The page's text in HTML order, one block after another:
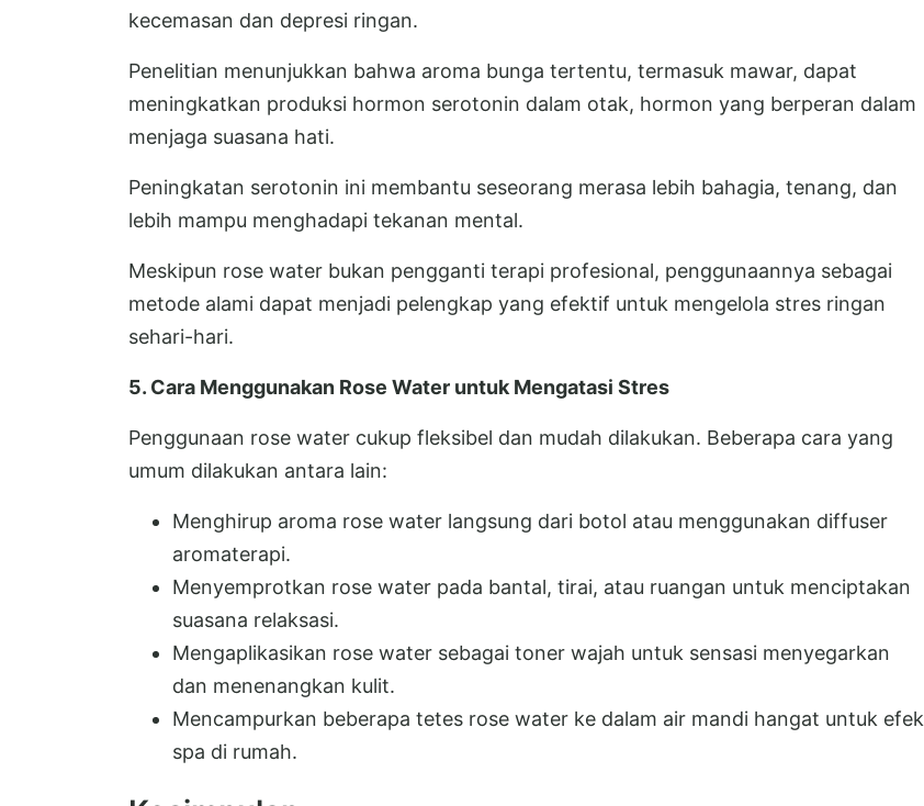
kecemasan dan depresi ringan.
Penelitian menunjukkan bahwa aroma bunga tertentu, termasuk mawar, dapat
meningkatkan produksi hormon serotonin dalam otak, hormon yang berperan dalam
menjaga suasana hati.
Peningkatan serotonin ini membantu seseorang merasa lebih bahagia, tenang, dan
lebih mampu menghadapi tekanan mental.
Meskipun rose water bukan pengganti terapi profesional, penggunaannya sebagai
metode alami dapat menjadi pelengkap yang efektif untuk mengelola stres ringan
sehari-hari.
5. Cara Menggunakan Rose Water untuk Mengatasi Stres
Penggunaan rose water cukup fleksibel dan mudah dilakukan. Beberapa cara yang
umum dilakukan antara lain:
Menghirup aroma rose water langsung dari botol atau menggunakan diffuser
aromaterapi.
Menyemprotkan rose water pada bantal, tirai, atau ruangan untuk menciptakan
suasana relaksasi.
Mengaplikasikan rose water sebagai toner wajah untuk sensasi menyegarkan
dan menenangkan kulit.
Mencampurkan beberapa tetes rose water ke dalam air mandi hangat untuk efek
spa di rumah.